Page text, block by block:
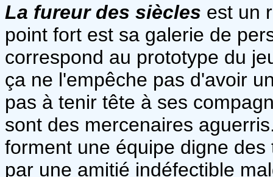
La fureur des siècles est un
point fort est sa galerie de
correspond au prototype du
ça ne l'empêche pas d'avoir
pas à tenir tête à ses
sont des mercenaires
forment une équipe digne
par une amitié indéfectible